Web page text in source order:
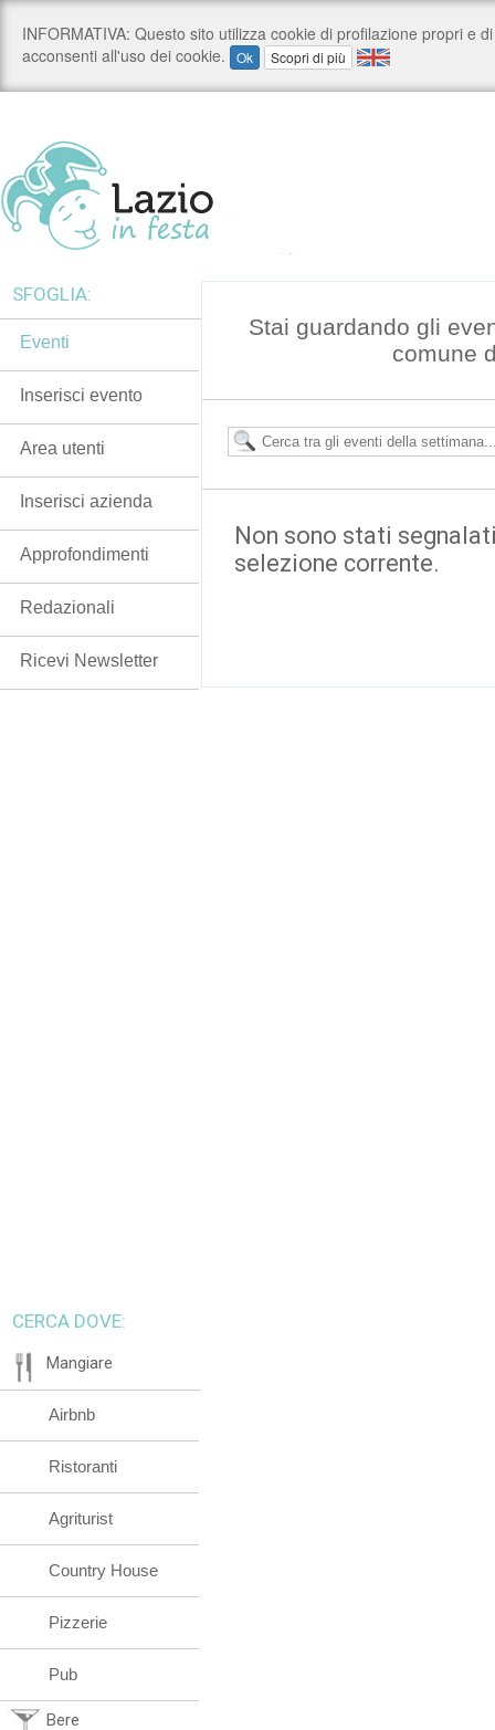
Stai guardando gli
comune
Non sono stati
selezione corrente.
SFOGLIA:
Eventi
Inserisci evento
Area utenti
Inserisci azienda
Approfondimenti
Redazionali
Ricevi Newsletter
CERCA DOVE:
Mangiare
Airbnb
Ristoranti
Agriturist
Country House
Pizzerie
Pub
Bere